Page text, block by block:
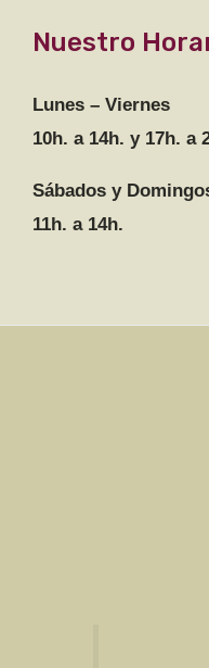
Nuestro
Lunes – Viernes
10h. a 14h. y 17h. a
Sábados y
11h. a 14h.